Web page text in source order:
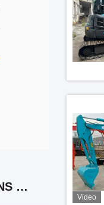
TRETEN SIE MIT UNS IN VERBINDUNG
Video